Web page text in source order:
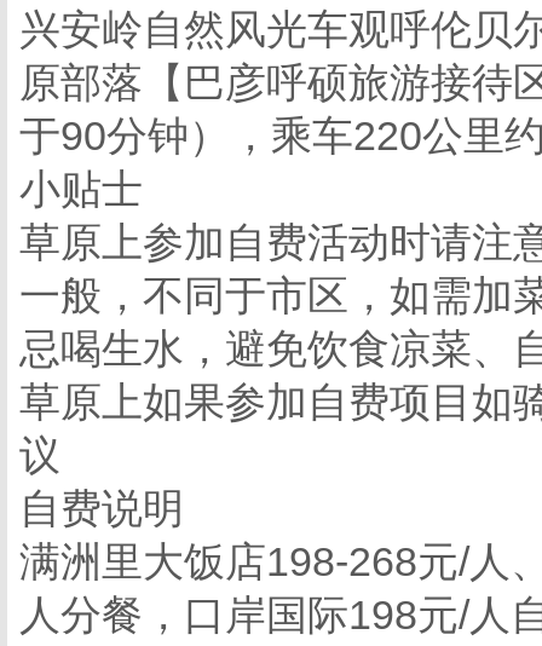
兴安岭自然风光车观呼伦贝
原部落【巴彦呼硕旅游接待
于90分钟），乘车220公里
小贴士
草原上参加自费活动时请注
一般，不同于市区，如需加
忌喝生水，避免饮食凉菜、
草原上如果参加自费项目如
议
自费说明
满洲里大饭店198-268元/人
人分餐，口岸国际198元/人